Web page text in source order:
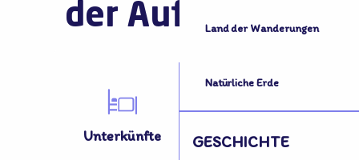
Land der Wanderungen
Natürliche Erde
GESCHICHTE
der Aufnahme
Unterkünfte Aktivitäten